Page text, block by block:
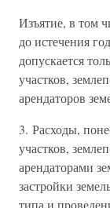
Изъятие, в том
до истечения
допускается
участков,
арендаторов
3. Расходы,
участков,
арендаторами
застройки
типа и